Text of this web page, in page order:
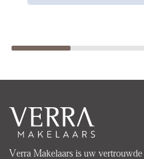
Verra Makelaars is uw